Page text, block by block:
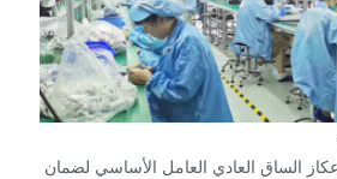
الساق العادي العامل الأساسي لضمان